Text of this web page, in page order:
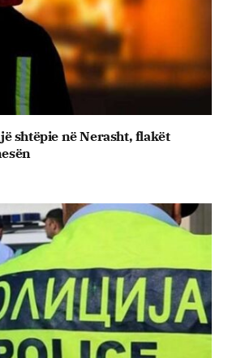
shtëpie në Nerasht, flakët